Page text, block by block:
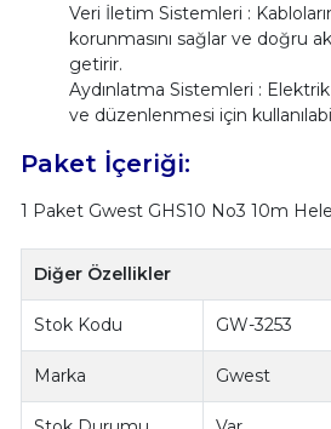
Veri İletim Sistemleri :
korunmasını sağlar ve doğru
getirir.
Aydınlatma Sistemleri : Elektrik
ve düzenlenmesi için
Paket İçeriği:
1 Paket Gwest GHS10 No3 10m
Diğer Özellikler
Stok Kodu GW-3253
Marka Gwest